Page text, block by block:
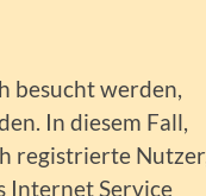
besucht werden,
In diesem Fall,
registrierte Nutzer,
Internet Service